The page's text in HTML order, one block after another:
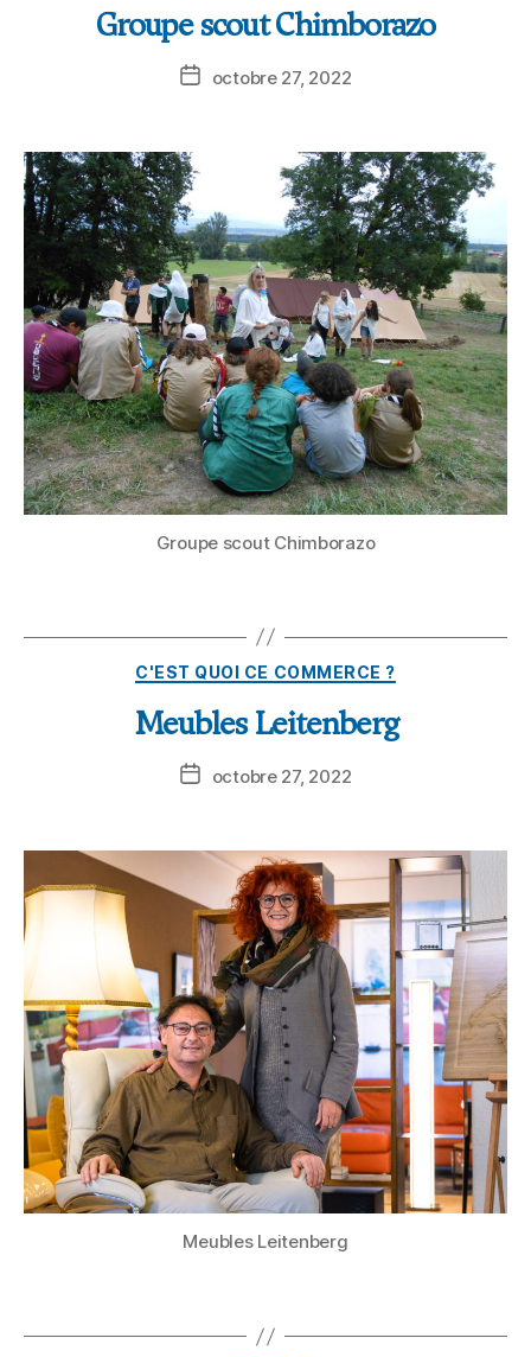
Groupe scout Chimborazo
octobre 27, 2022
Groupe scout Chimborazo
C'EST QUOI CE COMMERCE ?
Meubles Leitenberg
octobre 27, 2022
Meubles Leitenberg